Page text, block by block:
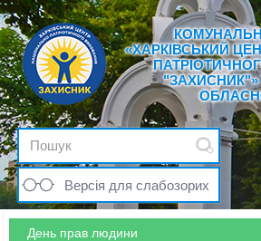
«ХАРКІВСЬКИЙ
"ЗАХИСНИК"»
Версія для слабозорих
День прав людини